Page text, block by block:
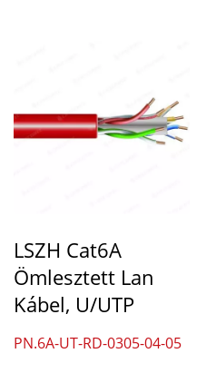
LSZH Cat6A
Ömlesztett Lan
Kábel, U/UTP
PN.6A-UT-RD-0305-04-05